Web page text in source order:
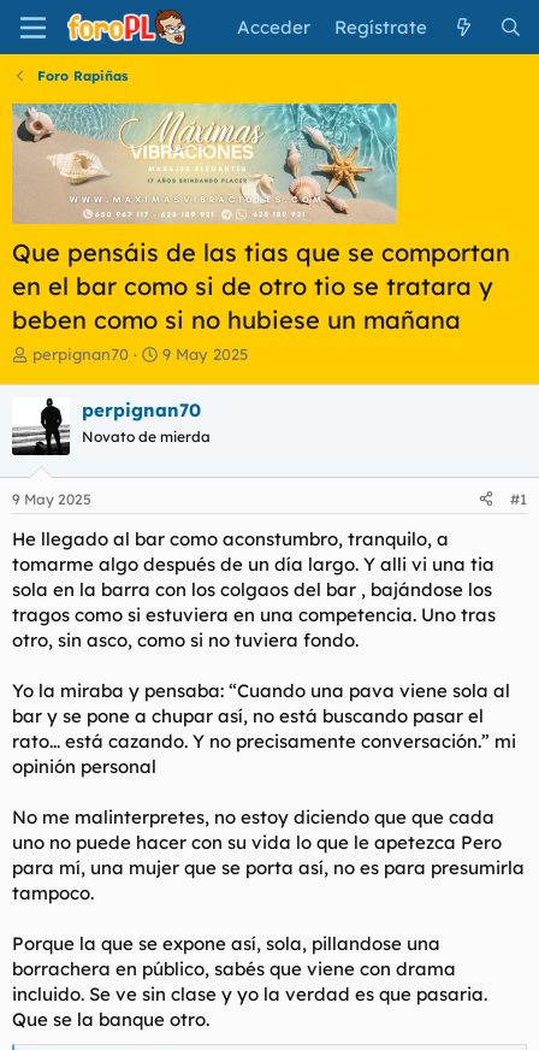
Acceder Regístrate
Foro Rapiñas
Que pensáis de las tias que se comportan
en el bar como si de otro tio se tratara y
beben como si no hubiese un mañana
I
i
a
d
o
d
e
t
e
perpignan70
F
h
a
e
c
i
o
9 May 2025
perpignan70
Novato de mierda
9 May 2025 #1
He llegado al bar como aconstumbro, tranquilo, a
tomarme algo después de un día largo. Y alli vi una tia
sola en la barra con los colgaos del bar , bajándose los
tragos como si estuviera en una competencia. Uno tras
otro, sin asco, como si no tuviera fondo.
Yo la miraba y pensaba: “Cuando una pava viene sola al
bar y se pone a chupar así, no está buscando pasar el
rato... está cazando. Y no precisamente conversación.” mi
opinión personal
No me malinterpretes, no estoy diciendo que que cada
uno no puede hacer con su vida lo que le apetezca Pero
para mí, una mujer que se porta así, no es para presumirla
tampoco.
Porque la que se expone así, sola, pillandose una
borrachera en público, sabés que viene con drama
incluido. Se ve sin clase y yo la verdad es que pasaria.
Que se la banque otro.